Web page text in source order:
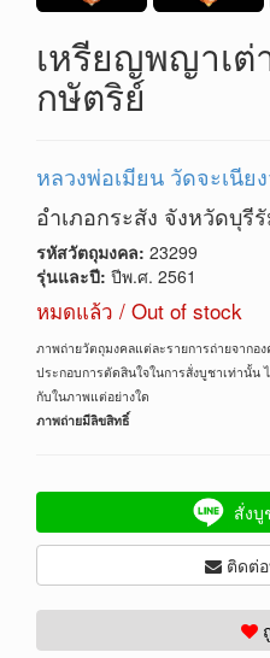
เหรียญพญาเต่
กษัตริย์
หลวงพ่อเมียน วัดจะเนีย
อำเภอกระสัง จังหวัดบุรี
รหัสวัตถุมงคล: 23299
รุ่นและปี: ปีพ.ศ. 2561
หมดแล้ว / Out of stock
ภาพถ่ายวัตถุมงคลแต่ละรายการถ่ายจากอ
ประกอบการตัดสินใจในการสั่งบูชาเท่านั้น
กับในภาพแต่อย่างใด
ภาพถ่ายมีลิขสิทธิ์
สั่งบู
ติดต่